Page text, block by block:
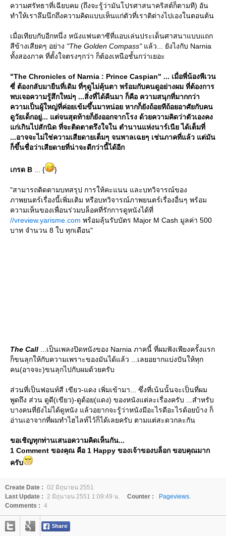
ความศรัทธาที่เฉียบคม (ถึงจะรู้ว่ามันโปรศาสนาคริสต์ก็ตามที) อัน
ทำให้เราลึมนึกถึงความคิดแบบเห็นแก่ตัวที่เราติต่างไปเองในตอนต้น
เมื่อเทียบกับอีกหนึ่ง หนังแฟนตาซีที่แอบเล่นประเด็นศาสนาแบบแถก
สีข้างเสียดๆ อย่าง "The Golden Compass"ล้ว... ยังไงกับ Narnia
ทั้งสองภาค ที่ตั้งใจตรงๆกว่า ก็ต้องเหนือชั้นกว่าเยอะ
"The Chronicles of Narnia : Prince Caspian" ... เมื่อพี่น้องพีเวน
ซี่ ต้องกลับมายืนที่เดิม ที่ๆดูไม่คุ้นตา พร้อมกับคนดูอย่างผม ที่ต้องการ
พบเจอความรู้สึกใหม่ๆ ...สิ่งที่ได้คืนมา ก็คือ ความสนุกที่มากกว่า
ความเป็นผู้ใหญ่ที่ค่อยเข้มขึ้นมาหน่อย หากก็ยังถ้อยทีถ้อยอาศัยกับคน
ดูวัยเด็กอยู่... แต่จนสุดท้ายก็ยังออกจากโรง ด้วยความคิดว่าตัวเองคง
ก่เกินไปสักนิด ที่จะติดตาตรึงใจใน ตำนานแห่งนาร์เนีย ได้เต็มที่
...อาจจะไม่ใช่ความเสียดายเต็มๆ จนพาลเฉยๆ เช่นภาคที่แล้ว แต่มัน
ก็ขึ้นชื่อว่าเสียดายที่น่าจะดีกว่านี้ได้อีก
เกรด B ... { }
"สามารถติดตามบทสรุป การให้คะแนน และบทวิจารณ์ของ
ภาพยนตร์เรื่องนี้เพิ่มเติม หรือบทวิจารณ์ภาพยนตร์เรื่องอื่นๆ พร้อม
ความเห็นของเพื่อนร่วมบล็อคที่รักการดูหนังได้ที่
//vreview.yarisme.com พร้อมลุ้นรับบัตร Major M Cash มูลค่า 500
บาท จำนวน 8 ใบ ทุกเดือน"
The Call ...เป็นเพลงปิดหนังของ Narnia ภาคนี้ ที่ผมฟังเพียงครั้งแรก
ก็ขนลุกให้กับความเพราะของมันได้แล้ว ...เลยอยากแบ่งปันให้ทุก
คน(อาจจะ)ขนลุกไปกับผมด้วยครับ
ส่วนที่เป็นฟอนท์สี เขียว-แดง เพิ่มเข้ามา... ซึ่งที่เน้นนั้นจะเป็นที่ผม
พูดถึง ส่วน ดูดี(เขียว)-ดูด้อย(แดง) ของหนังแต่ละเรื่องครับ ...สำหรับ
บางคนที่ยังไม่ได้ดูหนัง แล้วอยากจะรู้ว่าหนังมีอะไรดีอะไรด้อยบ้าง ก็
อ่านเอาจากที่ผมทำไฮไลท์ไว้ก็ได้เลยครับ ตามแต่สะดวกละกัน
ขอเชิญทุกท่านเสนอความคิดเห็นกัน...
1 Comment ของคุณ คือ 1 Happy ของเจ้าของบล็อก ขอบคุณมาก
ครับ
Create Date : 02 มิถุนายน 2551
Last Update :
2 มิถุนายน 2551 1:09:49 น. Counter :
Pageviews.
Comments : 4